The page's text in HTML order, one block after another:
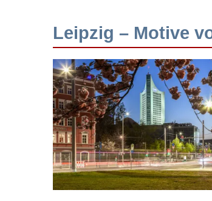
Leipzig – Motive